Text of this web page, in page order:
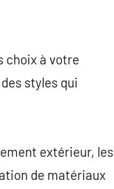
choix à votre
styles qui
extérieur, les
de matériaux